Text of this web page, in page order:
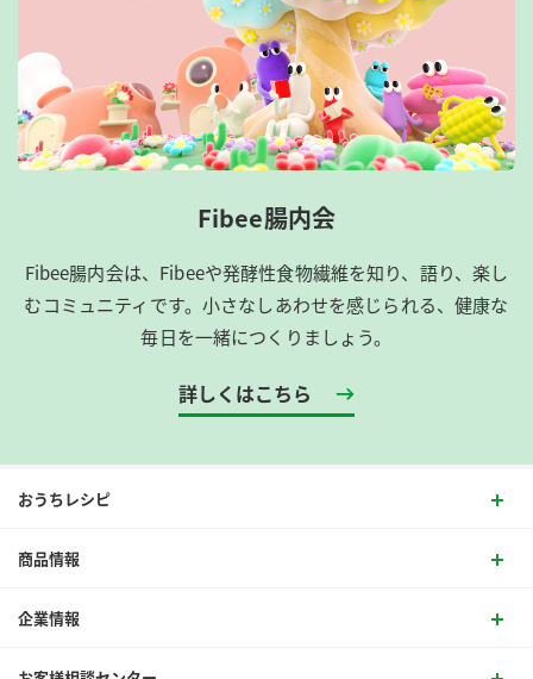
Fibee腸内会
Fibee腸内会は、​Fibeeや発酵性食物繊維を知り、語り、楽し
むコミュニティです。​小さなしあわせを感じられる、健康な
毎日を一緒につくりましょう。
詳しくはこちら
おうちレシピ
商品情報
企業情報